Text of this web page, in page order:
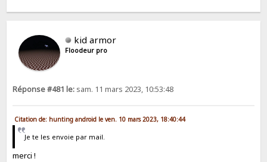
kid armor
Floodeur pro
Réponse #481 le: sam. 11 mars 2023, 10:53:48
Citation de: hunting android le ven. 10 mars 2023, 18:40:44
Je te les envoie par mail.
merci !